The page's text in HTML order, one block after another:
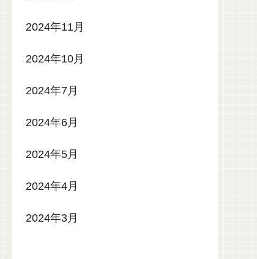
2024年11月
2024年10月
2024年7月
2024年6月
2024年5月
2024年4月
2024年3月